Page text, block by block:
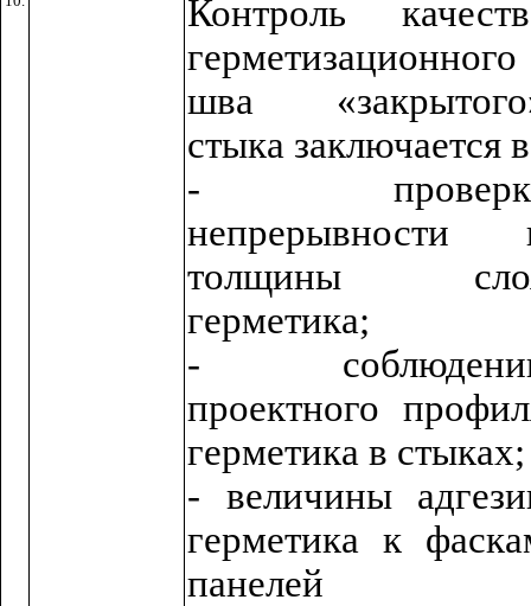
Контроль
герметизационного
шва
стыка заключается
-
непрерывности
толщины
герметика;
-
проектного
герметика в стыках;
- величины
герметика к
панелей